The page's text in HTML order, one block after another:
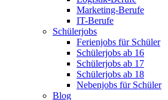
Marketing-Berufe
IT-Berufe
Schülerjobs
Ferienjobs für Schüler
Schülerjobs ab 16
Schülerjobs ab 17
Schülerjobs ab 18
Nebenjobs für Schüler
Blog